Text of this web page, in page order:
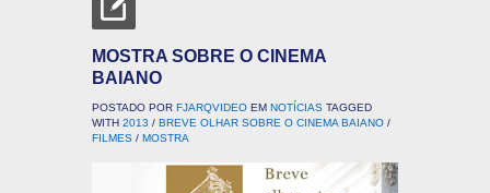
MOSTRA SOBRE O CINEMA
BAIANO
POSTADO POR FJARQVIDEO EM NOTÍCIAS TAGGED
WITH 2013 / BREVE OLHAR SOBRE O CINEMA BAIANO /
FILMES / MOSTRA